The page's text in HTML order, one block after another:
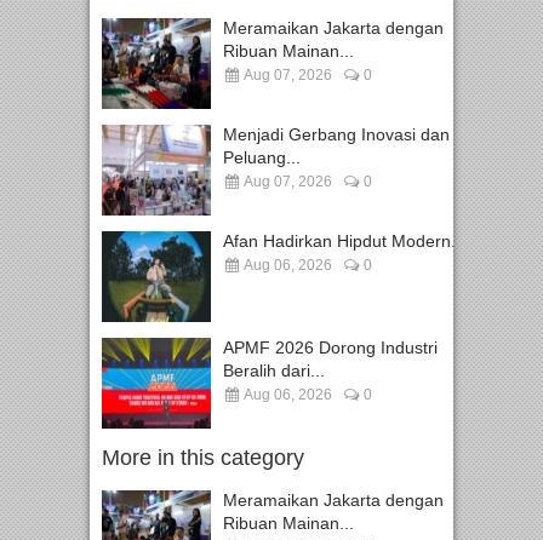
Meramaikan Jakarta dengan
Ribuan Mainan...
Aug 07, 2026 0
Menjadi Gerbang Inovasi dan
Peluang...
Aug 07, 2026 0
Afan Hadirkan Hipdut Modern...
Aug 06, 2026 0
APMF 2026 Dorong Industri
Beralih dari...
Aug 06, 2026 0
More in this category
Meramaikan Jakarta dengan
Ribuan Mainan...